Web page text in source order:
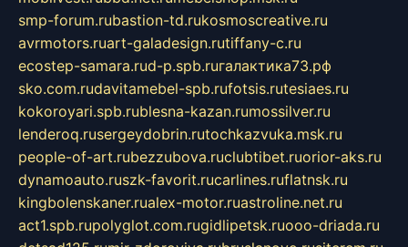
smp-forum.rubastion-td.rukosmoscreative.ru
avrmotors.ruart-galadesign.rutiffany-c.ru
ecostep-samara.rud-p.spb.ruгалактика73.рф
sko.com.rudavitamebel-spb.rufotsis.rutesiaes.ru
kokoroyari.spb.rublesna-kazan.rumossilver.ru
lenderoq.rusergeydobrin.rutochkazvuka.msk.ru
people-of-art.rubezzubova.ruclubtibet.ruorior-aks.ru
dynamoauto.ruszk-favorit.rucarlines.ruflatnsk.ru
kingbolenskaner.rualex-motor.ruastroline.net.ru
act1.spb.rupolyglot.com.rugidlipetsk.ruooo-driada.ru